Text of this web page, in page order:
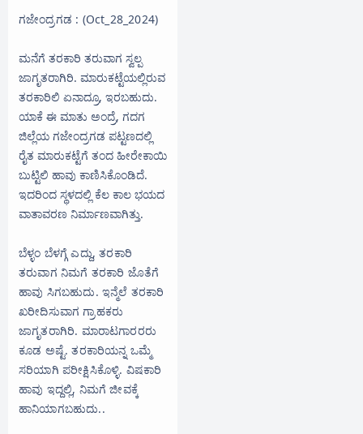
ಗಜೇಂದ್ರಗಡ : (Oct_28_2024)
ಮನೆಗೆ ತರಕಾರಿ ತರುವಾಗ ಸ್ವಲ್ಪ
ಜಾಗೃತರಾಗಿರಿ. ಮಾರುಕಟ್ಟೆಯಲ್ಲಿರುವ
ತರಕಾರಿಲಿ ಏನಾದ್ರೂ, ಇರಬಹುದು.
ಯಾಕೆ‌ ಈ ಮಾತು ಅಂದ್ರೆ, ಗದಗ
ಜಿಲ್ಲೆಯ ಗಜೇಂದ್ರಗಡ ಪಟ್ಟಣದಲ್ಲಿ
ರೈತ ಮಾರುಕಟ್ಟೆಗೆ ತಂದ ಹೀರೇಕಾಯಿ
ಬುಟ್ಟಿಲಿ ಹಾವು ಕಾಣಿಸಿಕೊಂಡಿದೆ.
ಇದರಿಂದ ಸ್ಥಳದಲ್ಲಿ ಕೆಲ ಕಾಲ ಭಯದ
ವಾತಾವರಣ ನಿರ್ಮಾಣವಾಗಿತ್ತು.
ಬೆಳ್ಳಂ ಬೆಳಗ್ಗೆ ಎದ್ದು, ತರಕಾರಿ
ತರುವಾಗ ನಿಮಗೆ ತರಕಾರಿ ಜೊತೆಗೆ
ಹಾವು ಸಿಗಬಹುದು. ಇನ್ಮೆಲೆ ತರಕಾರಿ
ಖರೀದಿಸುವಾಗ ಗ್ರಾಹಕರು
ಜಾಗೃತರಾಗಿರಿ. ಮಾರಾಟಗಾರರರು
ಕೂಡ ಅಷ್ಟೆ. ತರಕಾರಿಯನ್ನ ಒಮ್ಮೆ
ಸರಿಯಾಗಿ ಪರೀಕ್ಷಿಸಿಕೊಳ್ಳಿ. ವಿಷಕಾರಿ
ಹಾವು ಇದ್ದಲ್ಲಿ, ನಿಮಗೆ ಜೀವಕ್ಕೆ
ಹಾನಿಯಾಗಬಹುದು..